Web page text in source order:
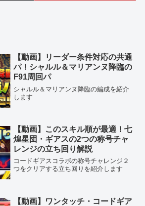
【動画】リーダー条件対応の共通
パ！シャルル＆マリアンヌ降臨の
F91周回パ
シャルル＆マリアンヌ降臨の編成を紹介
します
【動画】このスキル順が最適！七
煌星団・ギアスの2つの称号チャ
レンジの立ち回り解説
コードギアスコラボの称号チャレンジ２
つをクリアする立ち回りを紹介します
【動画】ワンタッチ・コードギア